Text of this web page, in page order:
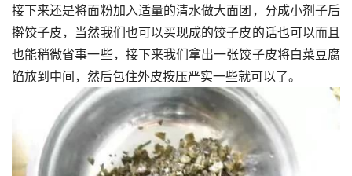
接下来还是将面粉加入适量的清水做大面团，分成小剂子后
擀饺子皮，当然我们也可以买现成的饺子皮的话也可以而且
也能稍微省事一些，接下来我们拿出一张饺子皮将白菜豆腐
馅放到中间，然后包住外皮按压严实一些就可以了。